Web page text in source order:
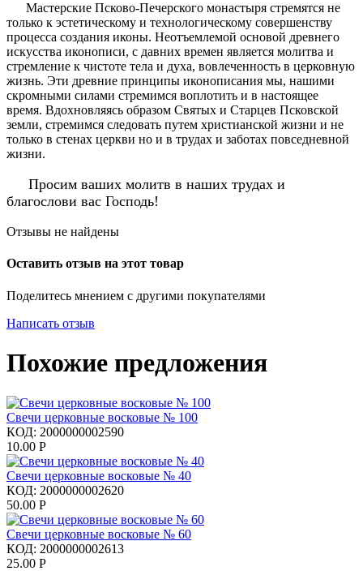
Мастерские Псково-Печерского монастыря стремятся не
только к эстетическому и технологическому совершенству
процесса создания иконы. Неотъемлемой основой древнего
искусства иконописи, с давних времен является молитва и
стремление к чистоте тела и духа, вовлеченность в церковную
жизнь. Эти древние принципы иконописания мы, нашими
скромными силами стремимся воплотить и в настоящее
время. Вдохновляясь образом Святых и Старцев Псковской
земли, стремимся следовать путем христианской жизни и не
только в стенах церкви но и в трудах и заботах повседневной
жизни.
Просим ваших молитв в наших трудах и
благослови вас Господь!
Отзывы не найдены
Оставить отзыв на этот товар
Поделитесь мнением с другими покупателями
Написать отзыв
Похожие предложения
Свечи церковные восковые № 100
КОД: 2000000002590
10.00 Р
Свечи церковные восковые № 40
КОД: 2000000002620
50.00 Р
Свечи церковные восковые № 60
КОД: 2000000002613
25.00 Р